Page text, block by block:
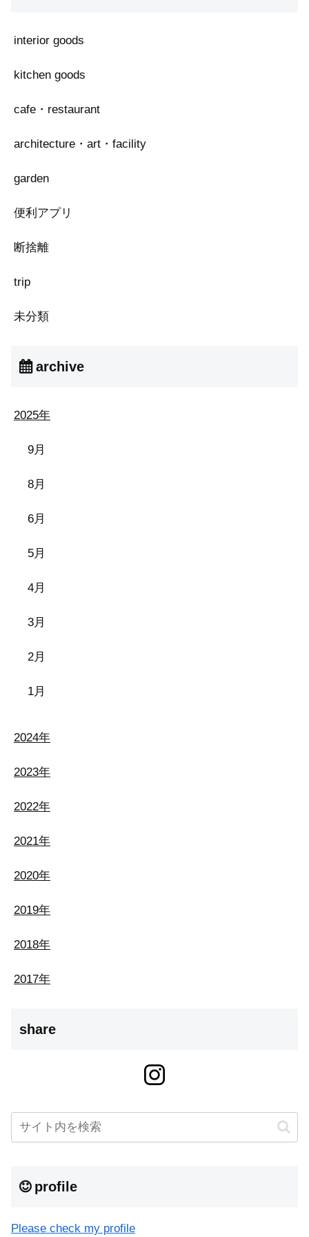
interior goods
kitchen goods
cafe・restaurant
architecture・art・facility
garden
便利アプリ
断捨離
trip
未分類
archive
2025年
9月
8月
6月
5月
4月
3月
2月
1月
2024年
2023年
2022年
2021年
2020年
2019年
2018年
2017年
share
profile
Please check my profile